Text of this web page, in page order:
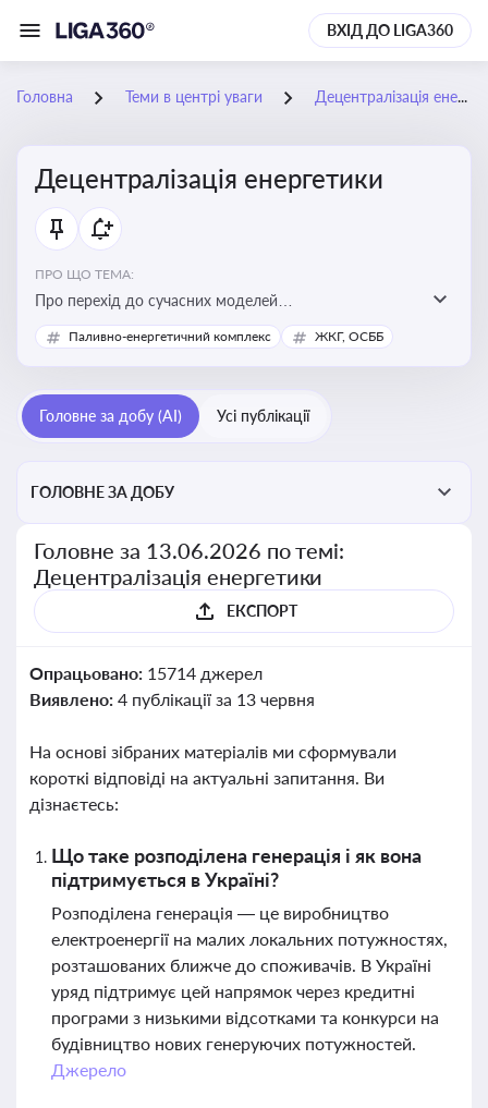
ВХІД ДО LIGA360
Головна Теми в центрі уваги Децентралізація енергетики
Децентралізація енергетики
ПРО ЩО ТЕМА:
Про перехід до сучасних моделей
енергозабезпечення, де виробництво електроенергії
здійснюється ближче до споживача. Це важливо для
втрат при транспортуванні енергії та стимулювання
розвитку відновлюваних джерел
Паливно-енергетичний комплекс ЖКГ, ОСББ
Головне за добу (AI) Усі публікації
ГОЛОВНЕ ЗА ДОБУ
Головне за 13.06.2026 по темі:
Децентралізація енергетики
ЕКСПОРТ
Опрацьовано: 15714 джерел
Виявлено: 4 публікації за 13 червня
На основі зібраних матеріалів ми сформували
короткі відповіді на актуальні запитання. Ви
дізнаєтесь:
Що таке розподілена генерація і як вона
підтримується в Україні?
Розподілена генерація — це виробництво
електроенергії на малих локальних потужностях,
розташованих ближче до споживачів. В Україні
уряд підтримує цей напрямок через кредитні
програми з низькими відсотками та конкурси на
будівництво нових генеруючих потужностей.
Джерело